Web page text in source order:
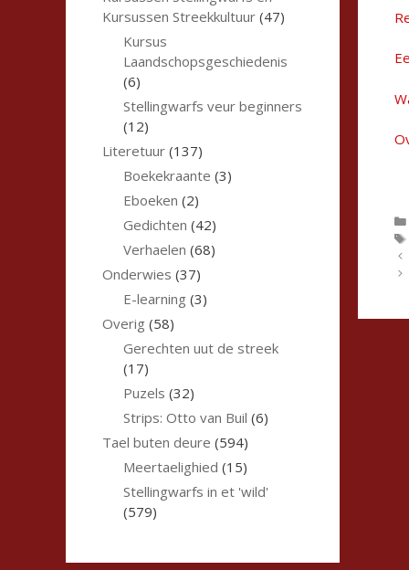
Kursussen Streekkultuur (47)
Kursus
Laandschopsgeschiedenis
(6)
Stellingwarfs veur beginners
(12)
Literetuur (137)
Boekekraante (3)
Eboeken (2)
Gedichten (42)
Verhaelen (68)
Onderwies (37)
E-learning (3)
Overig (58)
Gerechten uut de streek
(17)
Puzels (32)
Strips: Otto van Buil (6)
Tael buten deure (594)
Meertaelighied (15)
Stellingwarfs in et 'wild'
(579)